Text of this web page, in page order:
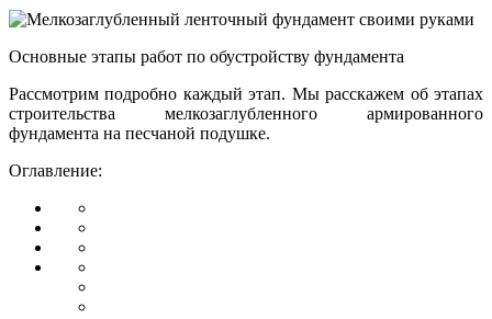
Основные этапы работ по обустройству фундамента
Рассмотрим подробно каждый этап. Мы расскажем об этапах
строительства мелкозаглубленного армированного
фундамента на песчаной подушке.
Оглавление: